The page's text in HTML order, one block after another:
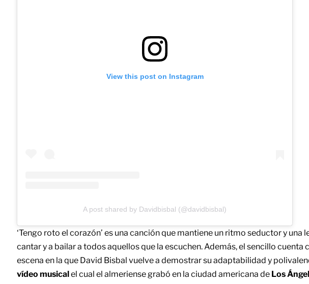
View this post on Instagram
A post shared by Davidbisbal (@davidbisbal)
‘Tengo roto el corazón’ es una canción que mantiene un ritmo seductor y
cantar y a bailar a todos aquellos que la escuchen. Además, el sencillo
escena en la que David Bisbal vuelve a demostrar su adaptabilidad y
vídeo musical el cual el almeriense grabó en la ciudad americana de Los